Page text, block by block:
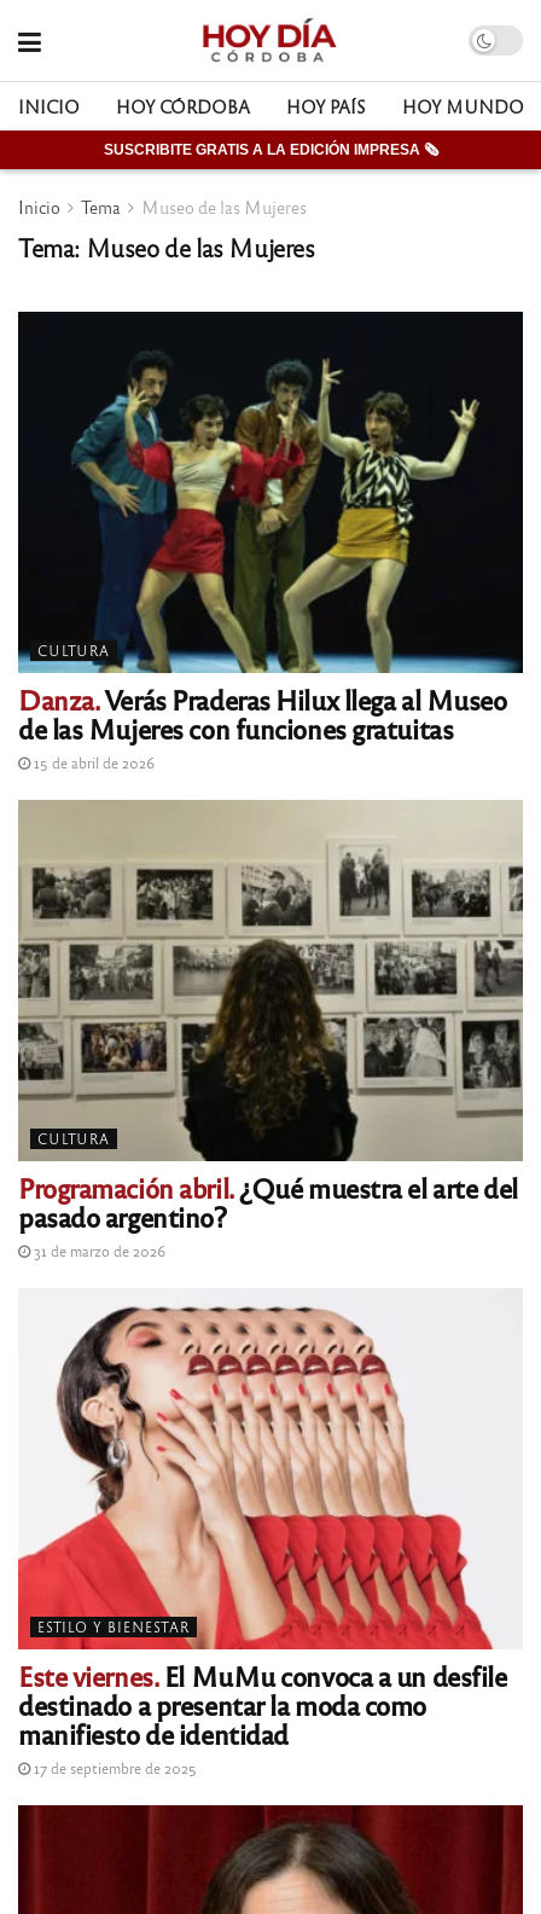
INICIO HOY CÓRDOBA HOY PAÍS HOY MUNDO
SUSCRIBITE GRATIS A LA EDICIÓN IMPRESA 🗞
Inicio Tema Museo de las Mujeres
Tema: Museo de las Mujeres
CULTURA
Danza.Verás Praderas Hilux llega al Museo
de las Mujeres con funciones gratuitas
15 de abril de 2026
CULTURA
Programación abril.¿Qué muestra el arte del
pasado argentino?
31 de marzo de 2026
ESTILO Y BIENESTAR
Este viernes.El MuMu convoca a un desfile
destinado a presentar la moda como
manifiesto de identidad
17 de septiembre de 2025